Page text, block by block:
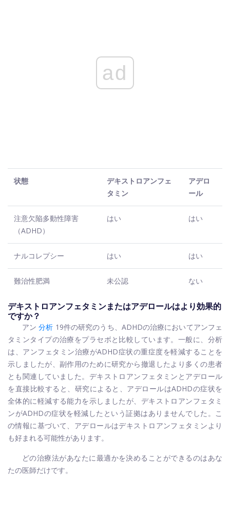
ad
状態
デキストロアンフェ
タミン
アデロ
ール
注意欠陥多動性障害
（ADHD）
はい はい
ナルコレプシー はい はい
難治性肥満 未公認 ない
デキストロアンフェタミンまたはアデロールはより効果的
ですか？
アン分析 19件の研究のうち、ADHDの治療においてアンフェ
タミンタイプの治療をプラセボと比較しています。一般に、分析
は、アンフェタミン治療がADHD症状の重症度を軽減することを
示しましたが、副作用のために研究から撤退したより多くの患者
とも関連していました。デキストロアンフェタミンとアデロール
を直接比較すると、研究によると、アデロールはADHDの症状を
全体的に軽減する能力を示しましたが、デキストロアンフェタミ
ンがADHDの症状を軽減したという証拠はありませんでした。こ
の情報に基づいて、アデロールはデキストロアンフェタミンより
も好まれる可能性があります。
どの治療法があなたに最適かを決めることができるのはあな
たの医師だけです。